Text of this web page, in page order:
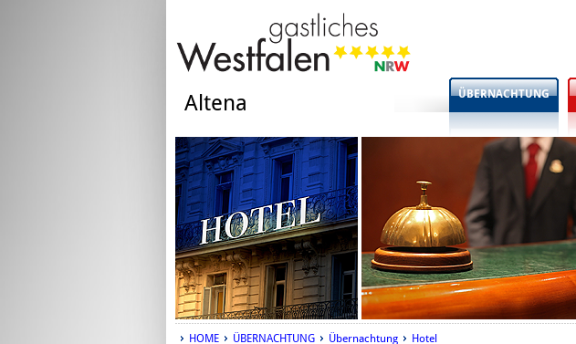
Altena ÜBERNACHTUNG
HOME ÜBERNACHTUNG Übernachtung Hotel